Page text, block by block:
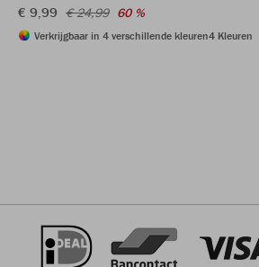
€ 9,99 € 24,99 60 %
Verkrijgbaar in 4 verschillende kleuren4 Kleuren